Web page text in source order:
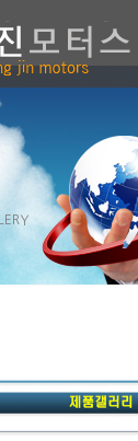
스
스